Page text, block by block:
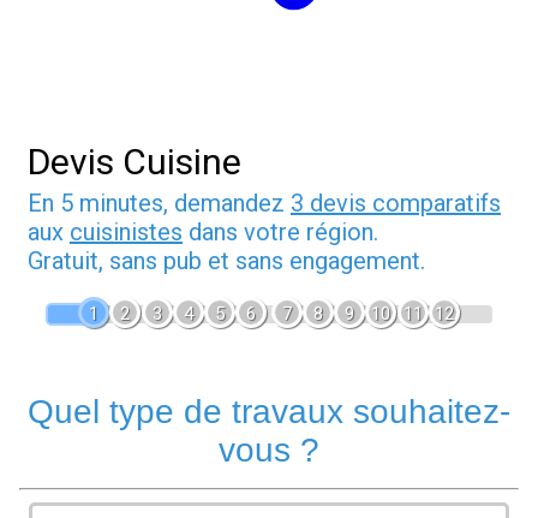
Devis Cuisine
En 5 minutes, demandez 3 devis comparatifs
aux cuisinistes dans votre région.
Gratuit, sans pub et sans engagement.
1 2 3 4 5 6 7 8 9 10 11 12
Quel type de travaux souhaitez-
vous ?